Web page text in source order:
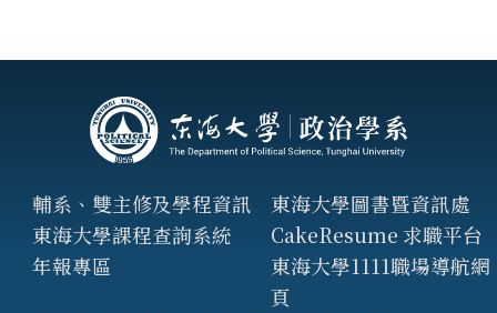
輔系、雙主修及學程資訊
東海大學圖書暨資訊處
東海大學課程查詢系統
CakeResume 求職平台
年報專區
東海大學1111職場導航網
頁